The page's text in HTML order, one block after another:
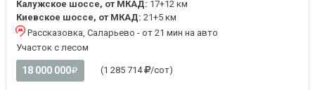
Калужское шоссе, от МКАД: 17+12 км
Киевское шоссе, от МКАД: 21+5 км
Рассказовка, Саларьево - от 21 мин на авто
Участок с лесом
18 000 000 (1 285 714 /сот)